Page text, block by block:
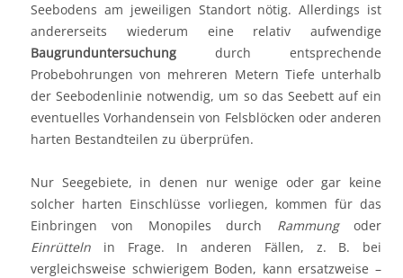
Seebodens am jeweiligen Standort nötig. Allerdings ist
andererseits wiederum eine relativ aufwendige
Baugrunduntersuchung durch entsprechende
Probebohrungen von mehreren Metern Tiefe unterhalb
der Seebodenlinie notwendig, um so das Seebett auf ein
eventuelles Vorhandensein von Felsblöcken oder anderen
harten Bestandteilen zu überprüfen.
Nur Seegebiete, in denen nur wenige oder gar keine
solcher harten Einschlüsse vorliegen, kommen für das
Einbringen von Monopiles durch Rammungoder
Einrütteln in Frage. In anderen Fällen, z. B. bei
vergleichsweise schwierigem Boden, kann ersatzweise –